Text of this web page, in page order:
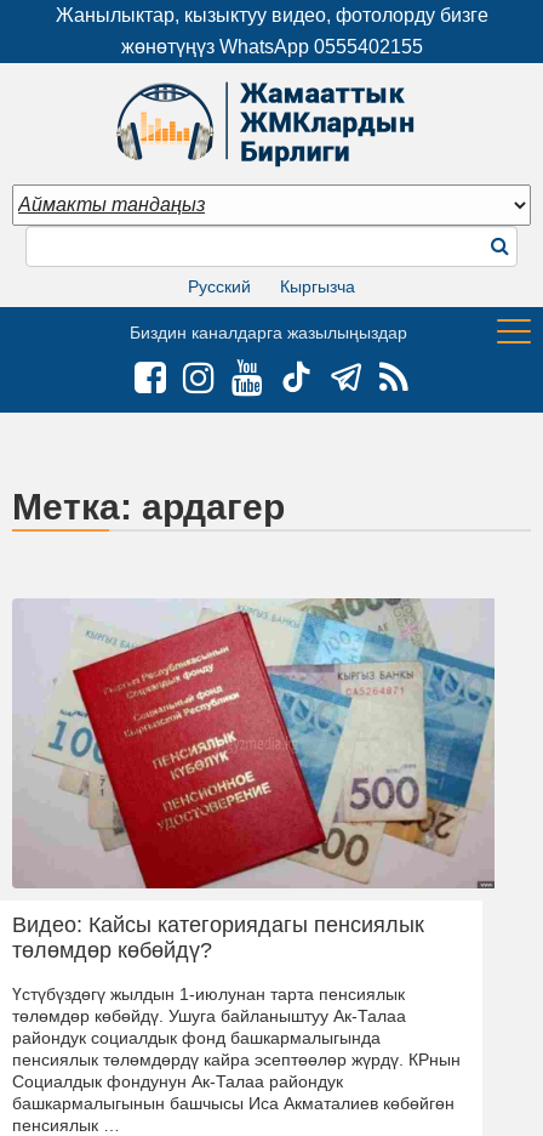
Жанылыктар, кызыктуу видео, фотолорду бизге
жөнөтүңүз WhatsApp 0555402155
Русский Кыргызча
Биздин каналдарга жазылыңыздар
Метка: ардагер
Видео: Кайсы категориядагы пенсиялык
төлөмдөр көбөйдү?
Үстүбүздөгү жылдын 1-июлунан тарта пенсиялык
төлөмдөр көбөйдү. Ушуга байланыштуу Ак-Талаа
райондук социалдык фонд башкармалыгында
пенсиялык төлөмдөрдү кайра эсептөөлөр жүрдү. КРнын
Социалдык фондунун Ак-Талаа райондук
башкармалыгынын башчысы Иса Акматалиев көбөйгөн
пенсиялык …